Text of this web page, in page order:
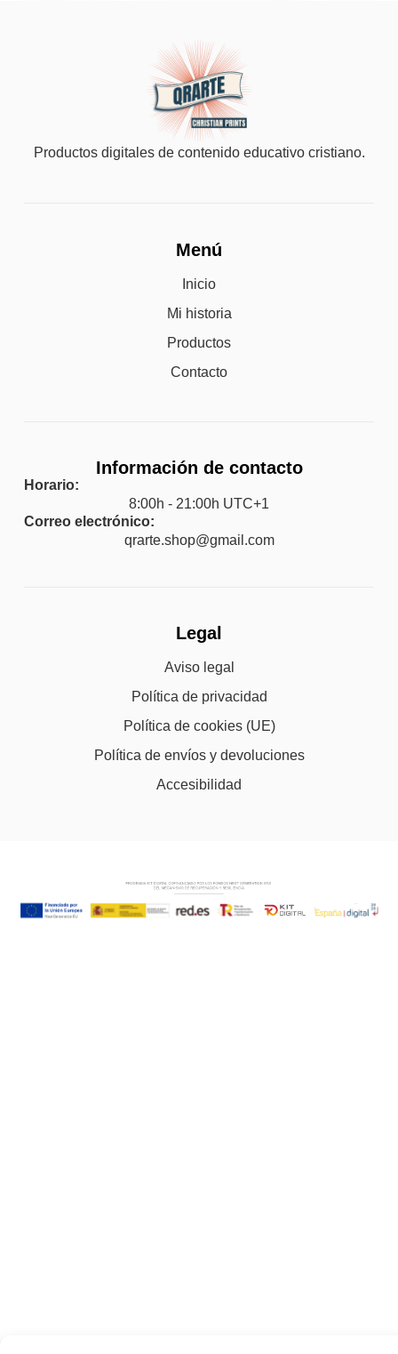
Productos digitales de contenido educativo cristiano.
Menú
Inicio
Mi historia
Productos
Contacto
Información de contacto
Horario:
8:00h - 21:00h UTC+1
Correo electrónico:
qrarte.shop@gmail.com
Legal
Aviso legal
Política de privacidad
Política de cookies (UE)
Política de envíos y devoluciones
Accesibilidad